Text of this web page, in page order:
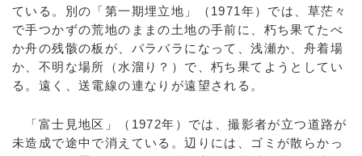
ている。別の「第一期埋立地」（1971年）では、草茫々
で手つかずの荒地のままの土地の手前に、朽ち果てたべ
か舟の残骸の板が、バラバラになって、浅瀬か、舟着場
か、不明な場所（水溜り？）で、朽ち果てようとしてい
る。遠く、送電線の連なりが遠望される。
「富士見地区」（1972年）では、撮影者が立つ道路が
未造成で途中で消えている。辺りには、ゴミが散らかっ